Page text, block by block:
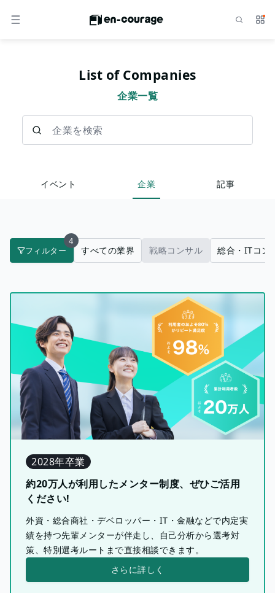
メニュー サ
List of Companies
企業一覧
イベント 企業 記事
フィルター
4
すべての業界 戦略コンサル 総合・ITコン
2028年卒業
約20万人が利用したメンター制度、ぜひご活用
ください!
外資・総合商社・デベロッパー・IT・金融などで内定実
績を持つ先輩メンターが伴走し、自己分析から選考対
策、特別選考ルートまで直接相談できます。
さらに詳しく